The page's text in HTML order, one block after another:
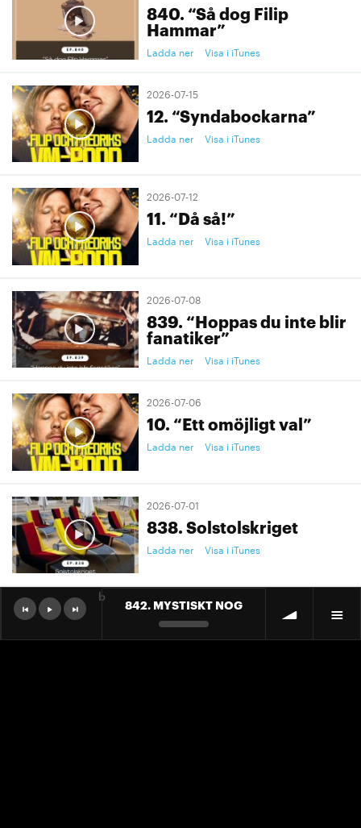
840. “Så dog Filip
Hammar”
Ladda ner Visa i iTunes
2026-07-15
12. “Syndabockarna”
Ladda ner Visa i iTunes
2026-07-12
11. “Då så!”
Ladda ner Visa i iTunes
2026-07-08
839. “Hoppas du inte blir
fanatiker”
Ladda ner Visa i iTunes
2026-07-06
10. “Ett omöjligt val”
Ladda ner Visa i iTunes
2026-07-01
838. Solstolskriget
Ladda ner Visa i iTunes
2026-07-01
9. "Ett landslag att älska"
842. MYSTISKT NOG
b